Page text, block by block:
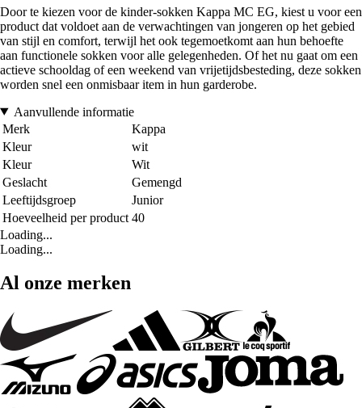
Door te kiezen voor de kinder-sokken Kappa MC EG, kiest u voor een
product dat voldoet aan de verwachtingen van jongeren op het gebied
van stijl en comfort, terwijl het ook tegemoetkomt aan hun behoefte
aan functionele sokken voor alle gelegenheden. Of het nu gaat om een
actieve schooldag of een weekend van vrijetijdsbesteding, deze sokken
worden snel een onmisbaar item in hun garderobe.
Aanvullende informatie
Merk
Kappa
Kleur
wit
Kleur
Wit
Geslacht
Gemengd
Leeftijdsgroep
Junior
Hoeveelheid per product 40
Loading...
Loading...
Al onze merken